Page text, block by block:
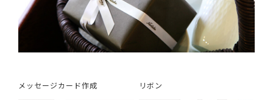
メッセージカード作成 リボン